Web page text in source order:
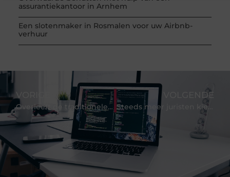
assurantiekantoor in Arnhem
Een slotenmaker in Rosmalen voor uw Airbnb-
verhuur
Overleeft de traditionele slotenmaker de technische ontwikkelingen?
VOLGENDE
Steeds meer juristen kiezen voor digitale dossiers